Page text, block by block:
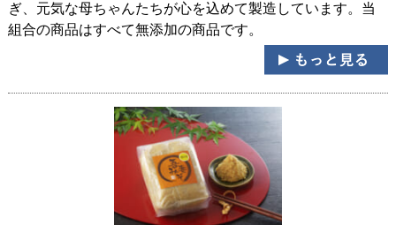
ぎ、元気な母ちゃんたちが心を込めて製造しています。当
組合の商品はすべて無添加の商品です。